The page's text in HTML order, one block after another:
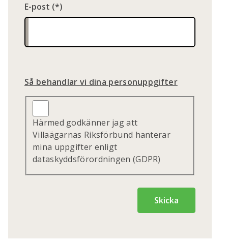
E-post
Så behandlar vi dina personuppgifter
Härmed godkänner jag att
Villaägarnas Riksförbund hanterar
mina uppgifter enligt
dataskyddsförordningen (GDPR)
Skicka